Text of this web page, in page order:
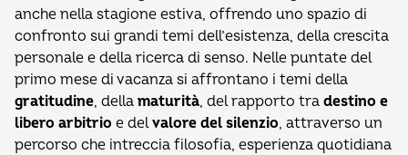
anche nella stagione estiva, offrendo uno spazio di
confronto sui grandi temi dell’esistenza, della crescita
personale e della ricerca di senso. Nelle puntate del
primo mese di vacanza si affrontano i temi della
gratitudine, della maturità, del rapporto tra destino e
libero arbitrio e delvalore del silenzio, attraverso un
percorso che intreccia filosofia, esperienza quotidiana